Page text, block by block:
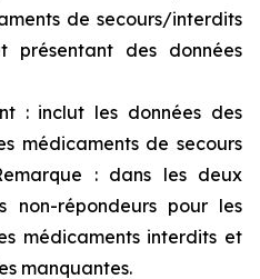
de secours/interdits
des données
: inclut les données des
médicaments de secours
: dans les deux
non-répondeurs pour les
médicaments interdits et
manquantes.